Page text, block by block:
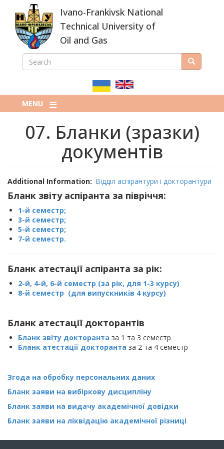
main
content
Ivano-Frankivsk National
Technical University of
Oil and Gas
ПОШУКОВА
SEARCH Search
MENU
07. Бланки (зразки)
документів
Additional Information Відділ аспірантури і докторантури
Бланк звіту аспіранта за півріччя:
1-й семестр;
3-й семестр;
5-й семестр;
7-й семестр.
Бланк атестації аспіранта за рік:
2-й, 4-й, 6-й семестр (за рік, для 1-3 курсу)
8-й семестр (для випускників 4 курсу)
Бланк атестації докторантів
Бланк звіту докторанта за 1 та 3 семестр
Бланк атестації докторанта за 2 та 4 семестр
Згода на обробку персональних даних
Бланк заяви на вибіркову дисципліну
Бланк заяви на видачу академічної довідки
Бланк заяви на ліквідацію академічної різниці